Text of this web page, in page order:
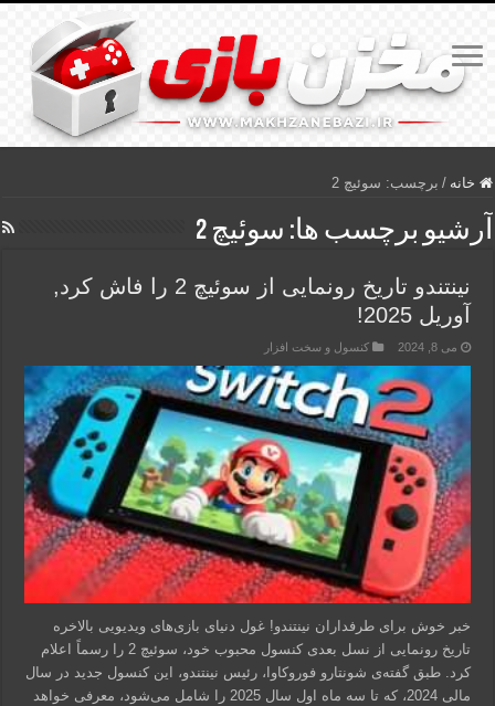
خانه / برچسب: سوئیچ 2
آرشیو برچسب ها: سوئیچ 2
نینتندو تاریخ رونمایی از سوئیچ 2 را فاش کرد,
آوریل 2025!
می 8, 2024 کنسول و سخت افزار
خبر خوش برای طرفداران نینتندو! غول دنیای بازی‌های ویدیویی بالاخره
تاریخ رونمایی از نسل بعدی کنسول محبوب خود، سوئیچ 2 را رسماً اعلام
کرد. طبق گفته‌ی شونتارو فوروکاوا، رئیس نینتندو، این کنسول جدید در سال
مالی 2024، که تا سه ماه اول سال 2025 را شامل می‌شود، معرفی خواهد